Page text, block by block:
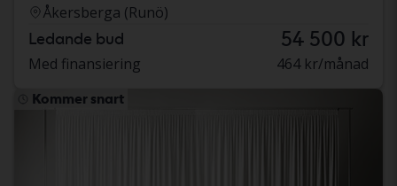
Åkersberga (Runö)
Ledande bud 54 500 kr
Med finansiering 464 kr/månad
Kommer snart